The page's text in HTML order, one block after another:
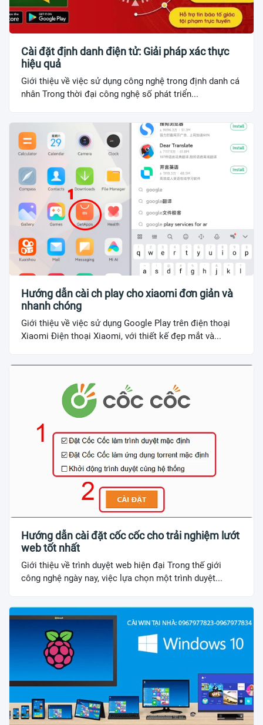
Cài đặt định danh điện tử: Giải pháp xác thực
hiệu quả
Giới thiệu về việc sử dụng công nghệ trong định danh cá
nhân Trong thời đại công nghệ số phát triển...
Hướng dẫn cài ch play cho xiaomi đơn giản và
nhanh chóng
Giới thiệu về việc sử dụng Google Play trên điện thoại
Xiaomi Điện thoại Xiaomi, với thiết kế đẹp mắt và...
Hướng dẫn cài đặt cốc cốc cho trải nghiệm lướt
web tốt nhất
Giới thiệu về trình duyệt web hiện đại Trong thế giới
công nghệ ngày nay, việc lựa chọn một trình duyệt...